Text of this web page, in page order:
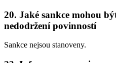
20. Jaké sankce mohou
nedodržení povinností
Sankce nejsou stanoveny.